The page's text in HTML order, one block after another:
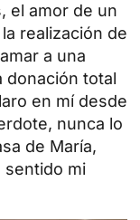
el amor de un
realización de
a una
donación total
en mí desde
nunca lo
de María,
sentido mi